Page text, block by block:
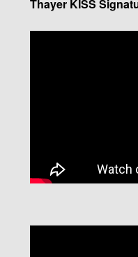
Thayer KISS